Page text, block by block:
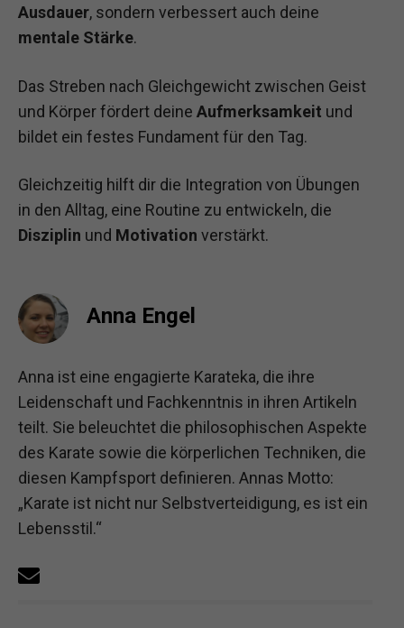
Ausdauer, sondern verbessert auch deine
mentale Stärke.
Das Streben nach Gleichgewicht zwischen Geist
und Körper fördert deine Aufmerksamkeit und
bildet ein festes Fundament für den Tag.
Gleichzeitig hilft dir die Integration von Übungen
in den Alltag, eine Routine zu entwickeln, die
Disziplin und Motivation verstärkt.
Anna Engel
Anna ist eine engagierte Karateka, die ihre
Leidenschaft und Fachkenntnis in ihren Artikeln
teilt. Sie beleuchtet die philosophischen Aspekte
des Karate sowie die körperlichen Techniken, die
diesen Kampfsport definieren. Annas Motto:
„Karate ist nicht nur Selbstverteidigung, es ist ein
Lebensstil.“